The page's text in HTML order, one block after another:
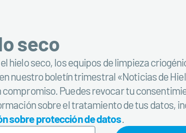
seco
hielo seco, los equipos de limpieza
nuestro boletín trimestral «Noticias de
Puedes revocar tu
sobre el tratamiento de tus datos,
sobre protección de datos